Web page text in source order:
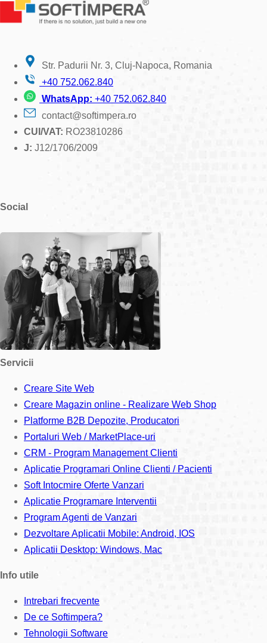
Str. Padurii Nr. 3, Cluj-Napoca, Romania
+40 752.062.840
WhatsApp: +40 752.062.840
contact@softimpera.ro
CUI/VAT: RO23810286
J: J12/1706/2009
Social
Servicii
Creare Site Web
Creare Magazin online - Realizare Web Shop
Platforme B2B Depozite, Producatori
Portaluri Web / MarketPlace-uri
CRM - Program Management Clienti
Aplicatie Programari Online Clienti / Pacienti
Soft Intocmire Oferte Vanzari
Aplicatie Programare Interventii
Program Agenti de Vanzari
Dezvoltare Aplicatii Mobile: Android, IOS
Aplicatii Desktop: Windows, Mac
Info utile
Intrebari frecvente
De ce Softimpera?
Tehnologii Software